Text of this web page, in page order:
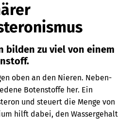
bilden zu viel von einem
oben an den Nieren. Neben-
Botenstoffe her. Ein
und steuert die Menge von
hilft dabei, den Wassergehalt